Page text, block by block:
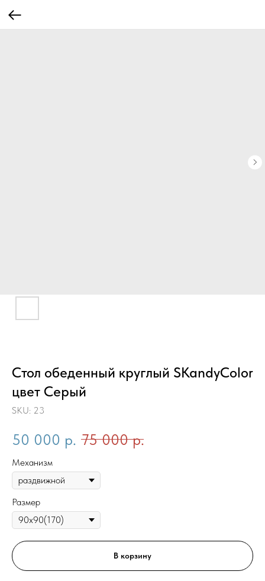
Стол обеденный круглый SKandyColor
цвет Серый
SKU: 23
50 000 р. 75 000 р.
Механизм
Размер
В корзину